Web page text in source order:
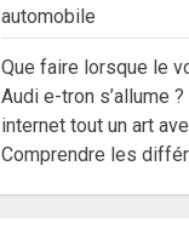
automobile
Que faire lorsque le
Audi e-tron s’allume
internet tout un art
Comprendre les